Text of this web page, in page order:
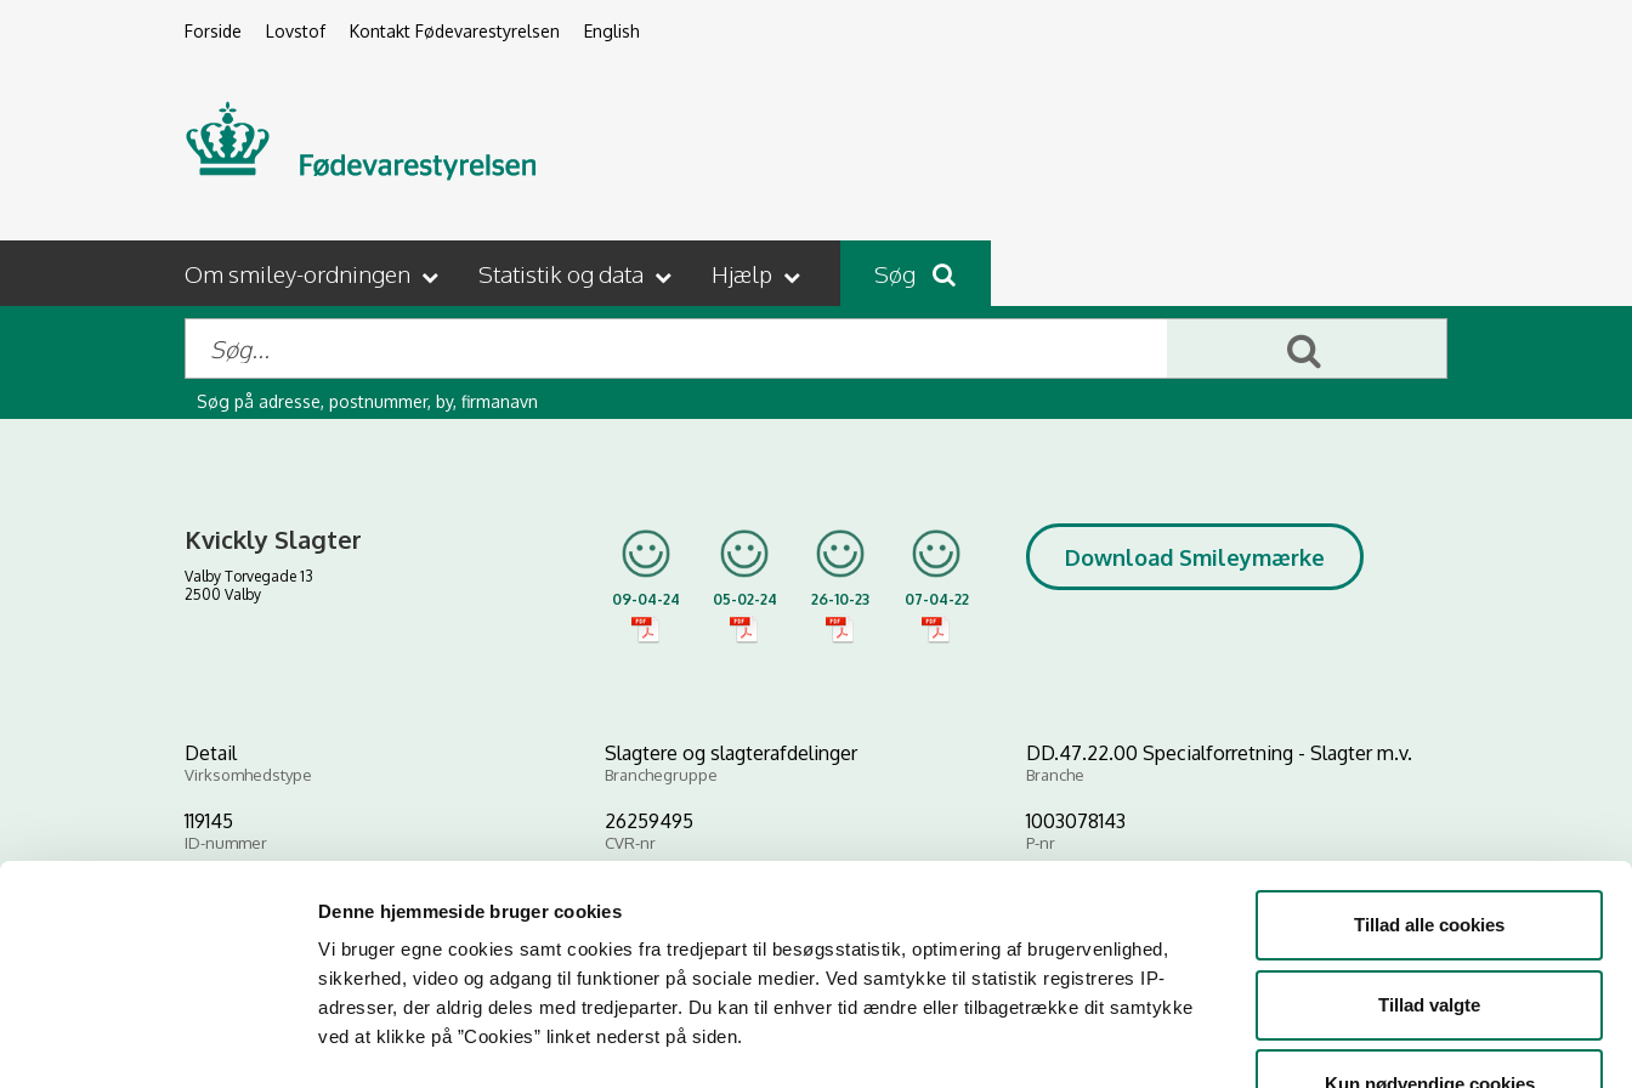
Denne hjemmeside bruger cookies
Vi bruger egne cookies samt cookies fra tredjepart til besøgsstatistik, optimering af brugervenlighed,
sikkerhed, video og adgang til funktioner på sociale medier. Ved samtykke til statistik registreres IP-
adresser, der aldrig deles med tredjeparter. Du kan til enhver tid ændre eller tilbagetrække dit samtykke
ved at klikke på ”Cookies” linket nederst på siden.
Tillad alle cookies
Tillad valgte
Kun nødvendige cookies
Forside Lovstof Kontakt Fødevarestyrelsen English
Om smiley-ordningen Statistik og data Hjælp Søg
Søg på adresse, postnummer, by, firmanavn
Kvickly Slagter
Valby Torvegade 13
2500 Valby
09-04-24 05-02-24 26-10-23 07-04-22
Download Smileymærke
Detail
Virksomhedstype
Slagtere og slagterafdelinger
Branchegruppe
DD.47.22.00 Specialforretning - Slagter m.v.
Branche
119145
ID-nummer
26259495
CVR-nr
1003078143
P-nr
Kopier link til at indsætte på virksomhedens hjemmeside